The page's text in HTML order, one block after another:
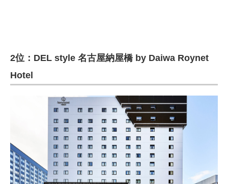
2位：DEL style 名古屋納屋橋 by Daiwa Roynet
Hotel